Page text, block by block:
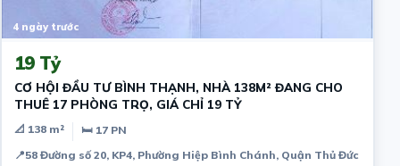
4 ngày trước
19 Tỷ
CƠ HỘI ĐẦU TƯ BÌNH THẠNH, NHÀ 138M² ĐANG CHO
THUÊ 17 PHÒNG TRỌ, GIÁ CHỈ 19 TỶ
📐 138 m²
🛏 17 PN
📍58 Đường số 20, KP4, Phường Hiệp Bình Chánh, Quận Thủ Đức